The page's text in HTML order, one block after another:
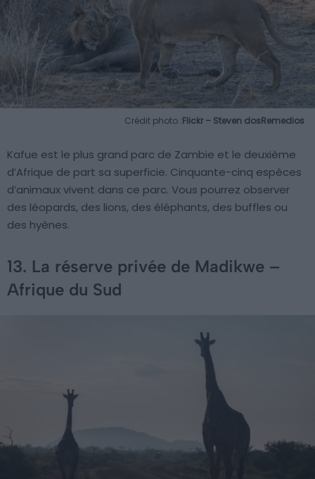
Crédit photo :Flickr – Steven dosRemedios
Kafue est le plus grand parc de Zambie et le deuxième
d’Afrique de part sa superficie. Cinquante-cinq espèces
d’animaux vivent dans ce parc. Vous pourrez observer
des léopards, des lions, des éléphants, des buffles ou
des hyènes.
13. La réserve privée de Madikwe –
Afrique du Sud